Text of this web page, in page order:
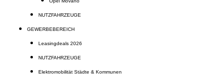
NUTZFAHRZEUGE
GEWERBEBEREICH
Leasingdeals 2026
NUTZFAHRZEUGE
Elektromobilität Städte & Kommunen